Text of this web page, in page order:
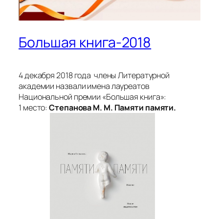
Большая книга-2018
4 декабря 2018 года члены Литературной
академии назвали имена лауреатов
Национальной премии «Большая книга»:
1 место:Степанова М. М. Памяти памяти.